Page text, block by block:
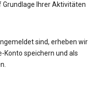
Ihrer Aktivitäten
sind, erheben wir
Konto speichern und als